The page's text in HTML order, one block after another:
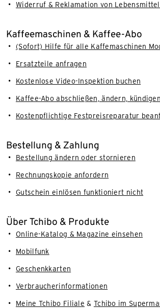
Widerruf & Reklamation von
Kaffeemaschinen & Kaffee-Abo
(Sofort) Hilfe für alle Kaffemaschinen
Ersatzteile anfragen
Kostenlose Video-Inspektion buchen
Kaffee-Abo abschließen, ändern, kündigen
Kostenpflichtige Festpreisreparatur
Bestellung & Zahlung
Bestellung ändern oder stornieren
Rechnungskopie anfordern
Gutschein einlösen funktioniert nicht
Über Tchibo & Produkte
Online-Katalog & Magazine einsehen
Mobilfunk
Geschenkkarten
Verbraucherinformationen
Meine Tchibo Filiale & Tchibo im